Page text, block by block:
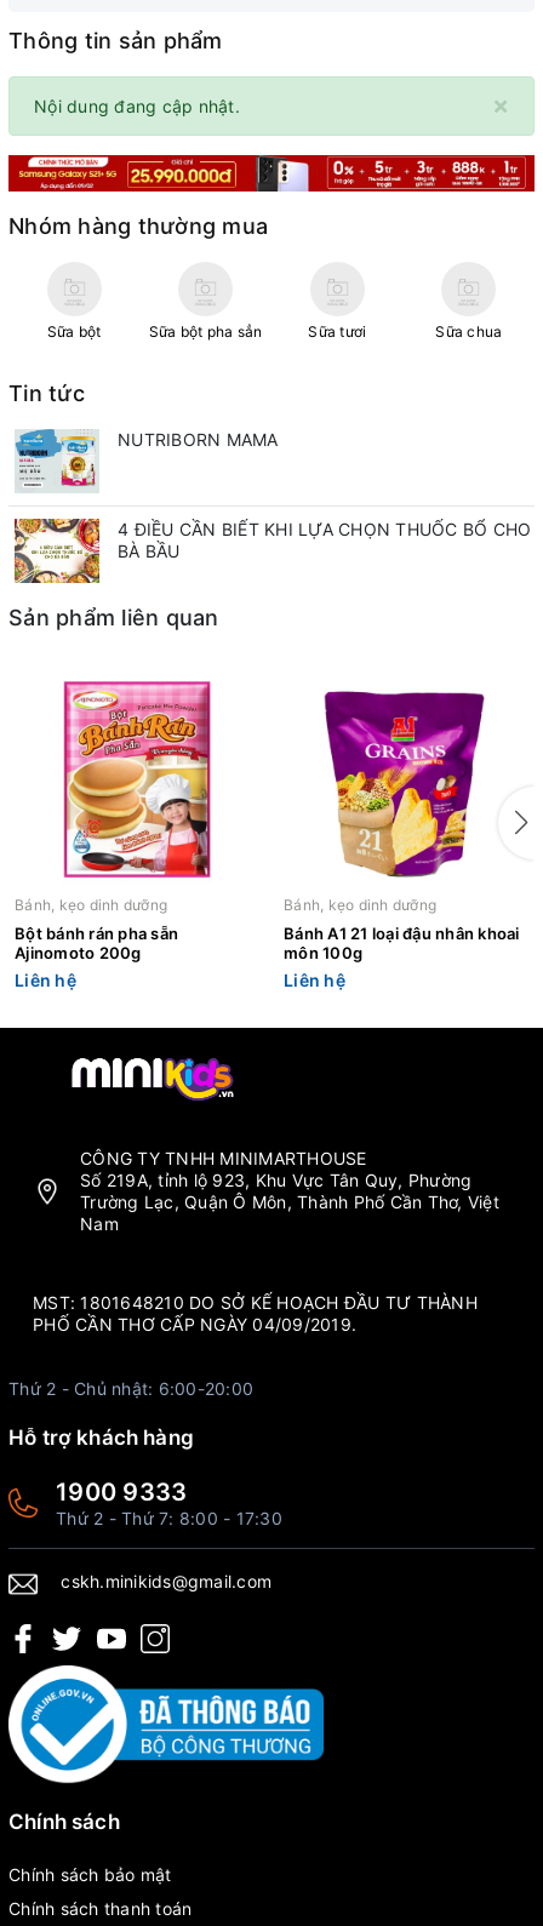
Thông tin sản phẩm
×
Nội dung đang cập nhật.
Nhóm hàng thường mua
Sữa bột Sữa bột pha sẳn Sữa tươi Sữa chua
Tin tức
NUTRIBORN MAMA
4 ĐIỀU CẦN BIẾT KHI LỰA CHỌN THUỐC BỔ CHO
BÀ BẦU
Sản phẩm liên quan
Bánh, kẹo dinh dưỡng
Bột bánh rán pha sẵn
Ajinomoto 200g
Liên hệ
Bánh, kẹo dinh dưỡng
Bánh A1 21 loại đậu nhân khoai
môn 100g
Liên hệ
CÔNG TY TNHH MINIMARTHOUSE
Số 219A, tỉnh lộ 923, Khu Vực Tân Quy, Phường
Trường Lạc, Quận Ô Môn, Thành Phố Cần Thơ, Việt
Nam
MST: 1801648210 DO SỞ KẾ HOẠCH ĐẦU TƯ THÀNH
PHỐ CẦN THƠ CẤP NGÀY 04/09/2019.
Thứ 2 - Chủ nhật: 6:00-20:00
Hỗ trợ khách hàng
1900 9333
Thứ 2 - Thứ 7: 8:00 - 17:30
cskh.minikids@gmail.com
Chính sách
Chính sách bảo mật
Chính sách thanh toán